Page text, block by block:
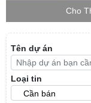
Cho
Tên dự án
Loại tin